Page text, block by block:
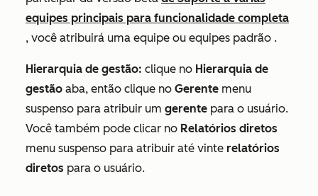
equipes principais para funcionalidade completa
, você atribuirá uma equipe ou equipes padrão .
Hierarquia de gestão: clique no Hierarquia de
gestão aba, então clique no Gerente menu
suspenso para atribuir um gerente para o usuário.
Você também pode clicar no Relatórios diretos
menu suspenso para atribuir até vinte relatórios
diretos para o usuário.